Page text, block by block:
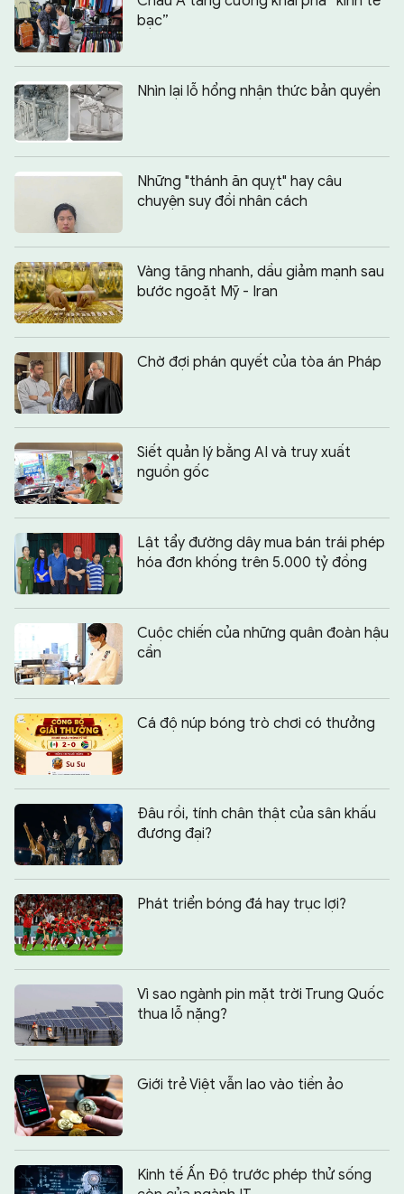
bạc”
Nhìn lại lỗ hổng nhận thức bản quyền
Những "thánh ăn quỵt" hay câu
chuyện suy đồi nhân cách
Vàng tăng nhanh, dầu giảm mạnh sau
bước ngoặt Mỹ - Iran
Chờ đợi phán quyết của tòa án Pháp
Siết quản lý bằng AI và truy xuất
nguồn gốc
Lật tẩy đường dây mua bán trái phép
hóa đơn khống trên 5.000 tỷ đồng
Cuộc chiến của những quân đoàn hậu
cần
Cá độ núp bóng trò chơi có thưởng
Đâu rồi, tính chân thật của sân khấu
đương đại?
Phát triển bóng đá hay trục lợi?
Vì sao ngành pin mặt trời Trung Quốc
thua lỗ nặng?
Giới trẻ Việt vẫn lao vào tiền ảo
Kinh tế Ấn Độ trước phép thử sống